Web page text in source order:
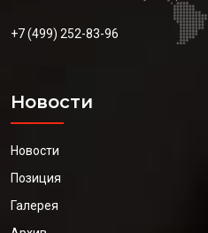
+7 (499) 252-83-96
Новости
Новости
Позиция
Галерея